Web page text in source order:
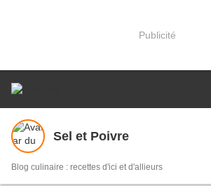
Publicité
Sel et Poivre
Blog culinaire : recettes d'ici et d'allieurs